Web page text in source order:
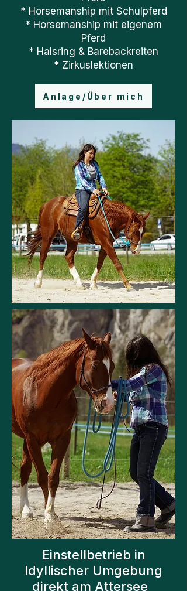
* Horsemanship mit Schulpferd​
* Horsemanship mit eigenem
Pferd
* Halsring & Barebackreiten
* Zirkuslektionen
Anlage/Über mich
Einstellbetrieb in
Idyllischer Umgebung
direkt am Attersee